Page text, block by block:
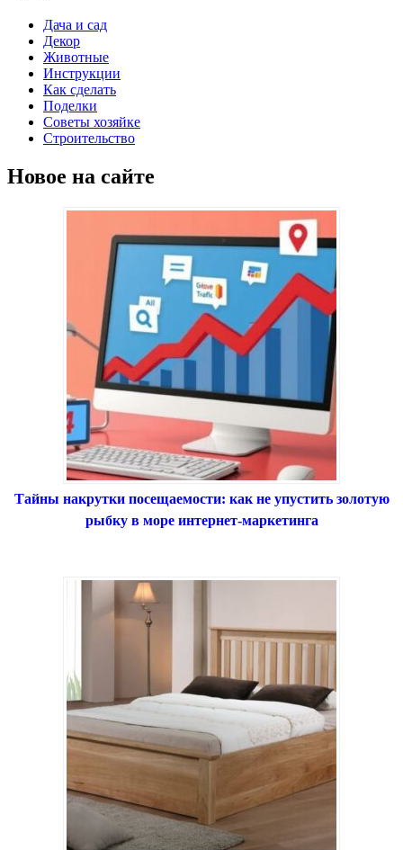
Дача и сад
Декор
Животные
Инструкции
Как сделать
Поделки
Советы хозяйке
Строительство
Новое на сайте
Тайны накрутки посещаемости: как не упустить золотую
рыбку в море интернет-маркетинга